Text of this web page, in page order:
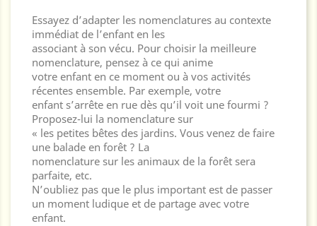
Essayez d’adapter les nomenclatures au contexte
immédiat de l’enfant en les
associant à son vécu. Pour choisir la meilleure
nomenclature, pensez à ce qui anime
votre enfant en ce moment ou à vos activités
récentes ensemble. Par exemple, votre
enfant s’arrête en rue dès qu’il voit une fourmi ?
Proposez-lui la nomenclature sur
« les petites bêtes des jardins. Vous venez de faire
une balade en forêt ? La
nomenclature sur les animaux de la forêt sera
parfaite, etc.
N’oubliez pas que le plus important est de passer
un moment ludique et de partage avec votre
enfant.